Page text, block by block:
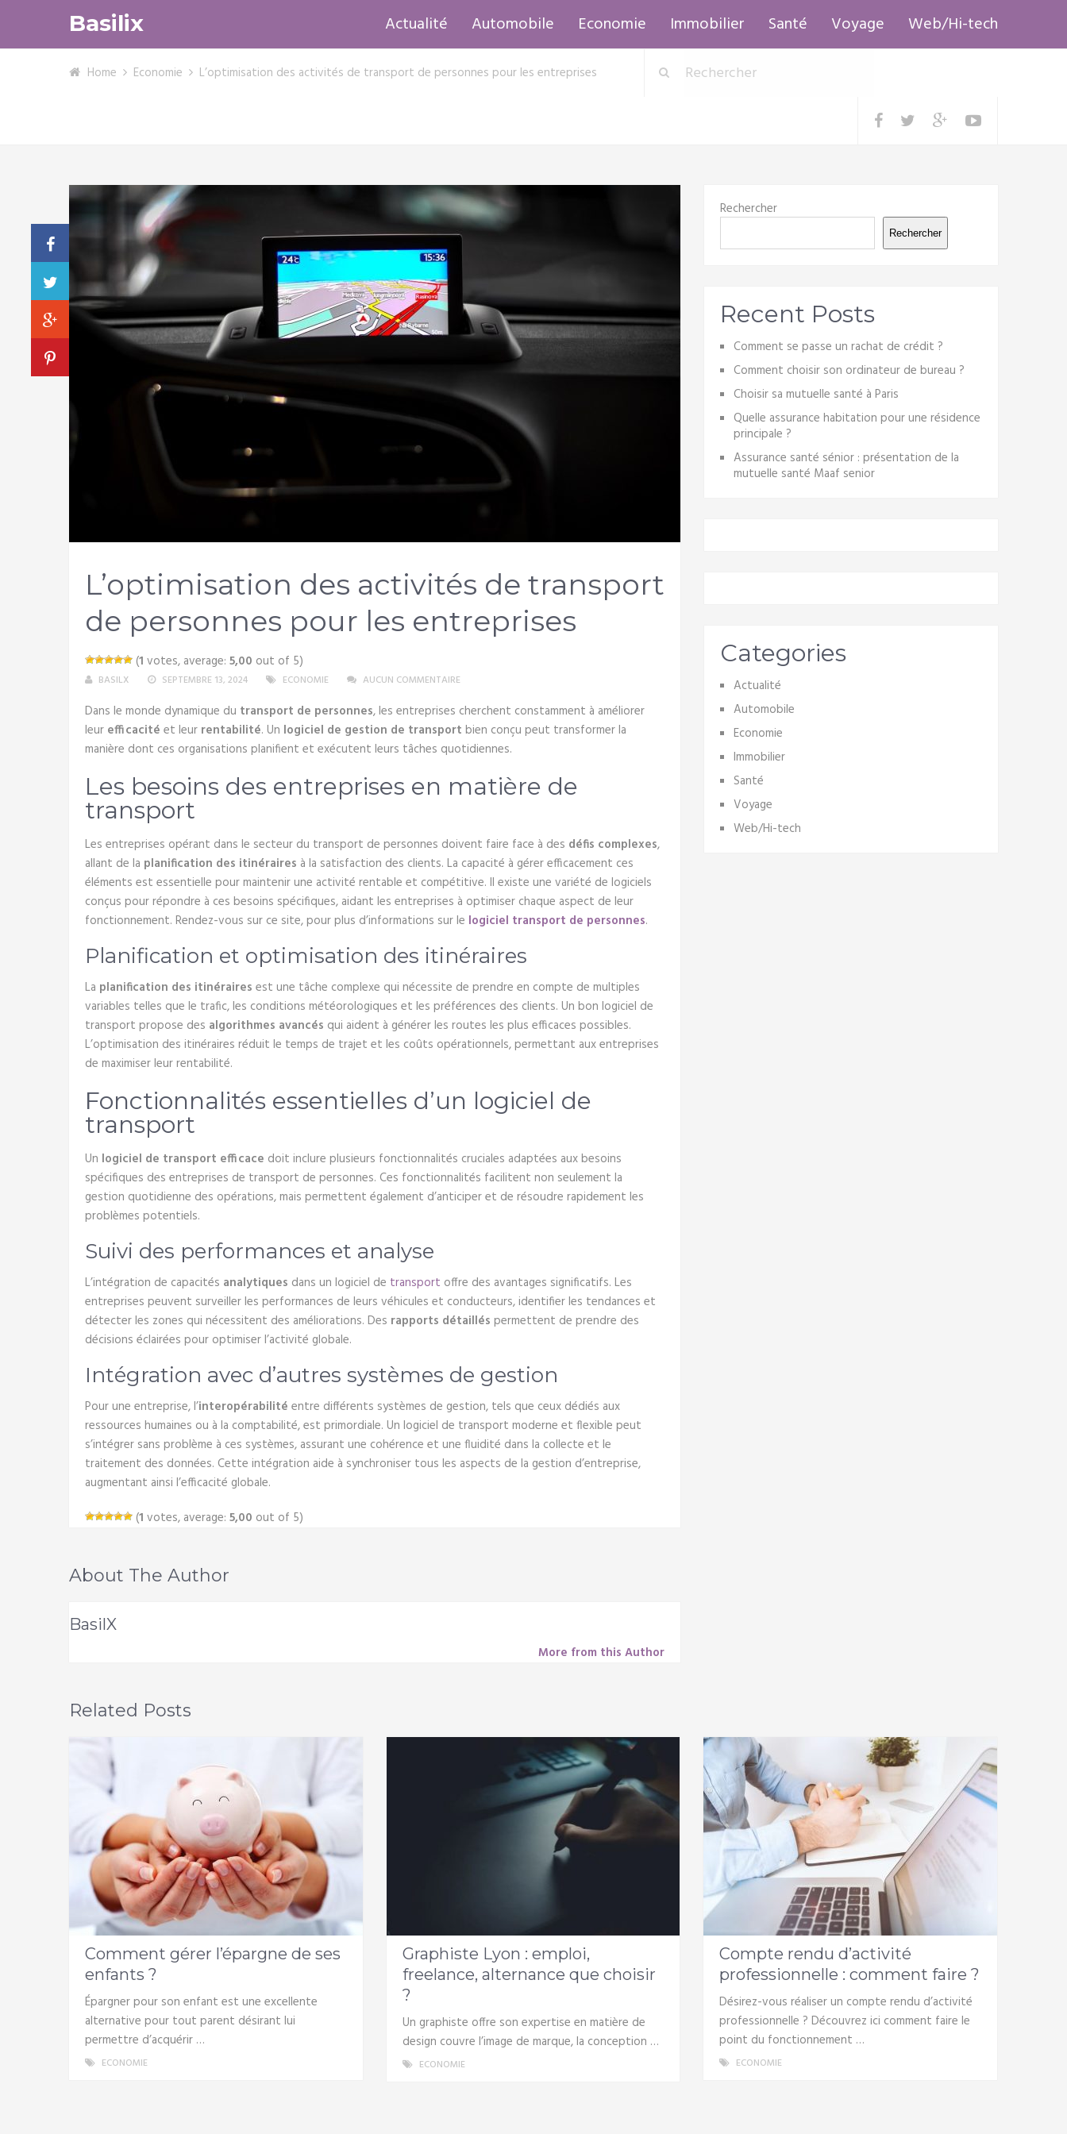
Basilix Actualité Automobile Economie Immobilier Santé Voyage Web/Hi-tech
Home Economie L’optimisation des activités de transport de personnes pour les entreprises
L’optimisation des activités de transport
de personnes pour les entreprises
(1 votes, average: 5,00 out of 5)
BASILX SEPTEMBRE 13, 2024 ECONOMIE AUCUN COMMENTAIRE
Dans le monde dynamique du transport de personnes, les entreprises cherchent constamment à améliorer
leur efficacité et leur rentabilité. Un logiciel de gestion de transport bien conçu peut transformer la
manière dont ces organisations planifient et exécutent leurs tâches quotidiennes.
Les besoins des entreprises en matière de
transport
Les entreprises opérant dans le secteur du transport de personnes doivent faire face à des défis complexes,
allant de la planification des itinéraires à la satisfaction des clients. La capacité à gérer efficacement ces
éléments est essentielle pour maintenir une activité rentable et compétitive. Il existe une variété de logiciels
conçus pour répondre à ces besoins spécifiques, aidant les entreprises à optimiser chaque aspect de leur
fonctionnement. Rendez-vous sur ce site, pour plus d’informations sur le logiciel transport de personnes.
Planification et optimisation des itinéraires
La planification des itinéraires est une tâche complexe qui nécessite de prendre en compte de multiples
variables telles que le trafic, les conditions météorologiques et les préférences des clients. Un bon logiciel de
transport propose des algorithmes avancés qui aident à générer les routes les plus efficaces possibles.
L’optimisation des itinéraires réduit le temps de trajet et les coûts opérationnels, permettant aux entreprises
de maximiser leur rentabilité.
Fonctionnalités essentielles d’un logiciel de
transport
Un logiciel de transport efficace doit inclure plusieurs fonctionnalités cruciales adaptées aux besoins
spécifiques des entreprises de transport de personnes. Ces fonctionnalités facilitent non seulement la
gestion quotidienne des opérations, mais permettent également d’anticiper et de résoudre rapidement les
problèmes potentiels.
Suivi des performances et analyse
L’intégration de capacités analytiques dans un logiciel de transport offre des avantages significatifs. Les
entreprises peuvent surveiller les performances de leurs véhicules et conducteurs, identifier les tendances et
détecter les zones qui nécessitent des améliorations. Des rapports détaillés permettent de prendre des
décisions éclairées pour optimiser l’activité globale.
Intégration avec d’autres systèmes de gestion
Pour une entreprise, l’interopérabilité entre différents systèmes de gestion, tels que ceux dédiés aux
ressources humaines ou à la comptabilité, est primordiale. Un logiciel de transport moderne et flexible peut
s’intégrer sans problème à ces systèmes, assurant une cohérence et une fluidité dans la collecte et le
traitement des données. Cette intégration aide à synchroniser tous les aspects de la gestion d’entreprise,
augmentant ainsi l’efficacité globale.
(1 votes, average: 5,00 out of 5)
About The Author
BasilX
More from this Author
Rechercher
Rechercher
Recent Posts
Comment se passe un rachat de crédit ?
Comment choisir son ordinateur de bureau ?
Choisir sa mutuelle santé à Paris
Quelle assurance habitation pour une résidence
principale ?
Assurance santé sénior : présentation de la
mutuelle santé Maaf senior
Categories
Actualité
Automobile
Economie
Immobilier
Santé
Voyage
Web/Hi-tech
Related Posts
Comment gérer l’épargne de ses
enfants ?
Épargner pour son enfant est une excellente
alternative pour tout parent désirant lui
permettre d’acquérir …
ECONOMIE
Graphiste Lyon : emploi,
freelance, alternance que choisir
?
Un graphiste offre son expertise en matière de
design couvre l’image de marque, la conception …
ECONOMIE
Compte rendu d’activité
professionnelle : comment faire ?
Désirez-vous réaliser un compte rendu d’activité
professionnelle ? Découvrez ici comment faire le
point du fonctionnement …
ECONOMIE